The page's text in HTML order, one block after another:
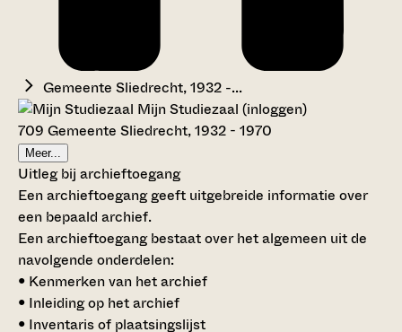
Gemeente Sliedrecht, 1932 -...
Mijn Studiezaal (inloggen)
709 Gemeente Sliedrecht, 1932 - 1970
Meer...
Uitleg bij archieftoegang
Een archieftoegang geeft uitgebreide informatie over
een bepaald archief.
Een archieftoegang bestaat over het algemeen uit de
navolgende onderdelen:
• Kenmerken van het archief
• Inleiding op het archief
• Inventaris of plaatsingslijst